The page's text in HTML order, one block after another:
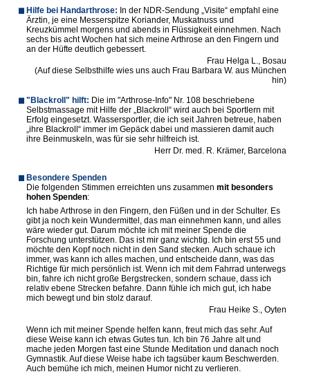
Hilfe bei Handarthrose: In der NDR-Sendung „Visite“ empfahl eine
Ärztin, je eine Messerspitze Koriander, Muskatnuss und
Kreuzkümmel morgens und abends in Flüssigkeit einnehmen. Nach
sechs bis acht Wochen hat sich meine Arthrose an den Fingern und
an der Hüfte deutlich gebessert.
Frau Helga L., Bosau
(Auf diese Selbsthilfe wies uns auch Frau Barbara W. aus München
hin)
"Blackroll" hilft: Die im "Arthrose-Info" Nr. 108 beschriebene
Selbstmassage mit Hilfe der „Blackroll“ wird auch bei Sportlern mit
Erfolg eingesetzt. Wassersportler, die ich seit Jahren betreue, haben
„ihre Blackroll“ immer im Gepäck dabei und massieren damit auch
ihre Beinmuskeln, was für sie sehr hilfreich ist.
Herr Dr. med. R. Krämer, Barcelona
Besondere Spenden
Die folgenden Stimmen erreichten uns zusammen mit besonders
hohen Spenden:
Ich habe Arthrose in den Fingern, den Füßen und in der Schulter. Es
gibt ja noch kein Wundermittel, das man einnehmen kann, und alles
wäre wieder gut. Darum möchte ich mit meiner Spende die
Forschung unterstützen. Das ist mir ganz wichtig. Ich bin erst 55 und
möchte den Kopf noch nicht in den Sand stecken. Auch schaue ich
immer, was kann ich alles machen, und entscheide dann, was das
Richtige für mich persönlich ist. Wenn ich mit dem Fahrrad unterwegs
bin, fahre ich nicht große Bergstrecken, sondern schaue, dass ich
relativ ebene Strecken befahre. Dann fühle ich mich gut, ich habe
mich bewegt und bin stolz darauf.
Frau Heike S., Oyten
Wenn ich mit meiner Spende helfen kann, freut mich das sehr. Auf
diese Weise kann ich etwas Gutes tun. Ich bin 76 Jahre alt und
mache jeden Morgen fast eine Stunde Meditation und danach noch
Gymnastik. Auf diese Weise habe ich tagsüber kaum Beschwerden.
Auch bemühe ich mich, meinen Humor nicht zu verlieren.